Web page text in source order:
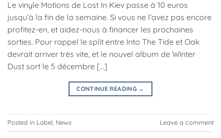
Le vinyle Motions de Lost In Kiev passe à 10 euros
jusqu’à la fin de la semaine. Si vous ne l’avez pas encore
profitez-en, et aidez-nous à financer les prochaines
sorties. Pour rappel le split entre Into The Tide et Oak
devrait arriver très vite, et le nouvel album de Winter
Dust sort le 5 décembre […]
CONTINUE READING →
Posted in Label News Leave a comment